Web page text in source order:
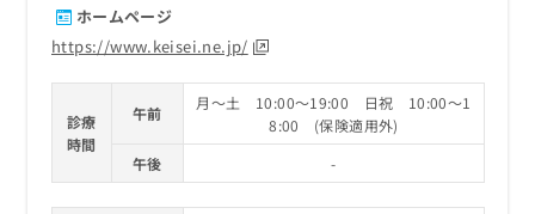
ホームページ
https://www.keisei.ne.jp/
診療
時間
午前
月～土 10:00～19:00 日祝 10:00～1
8:00 (保険適用外)
午後
-